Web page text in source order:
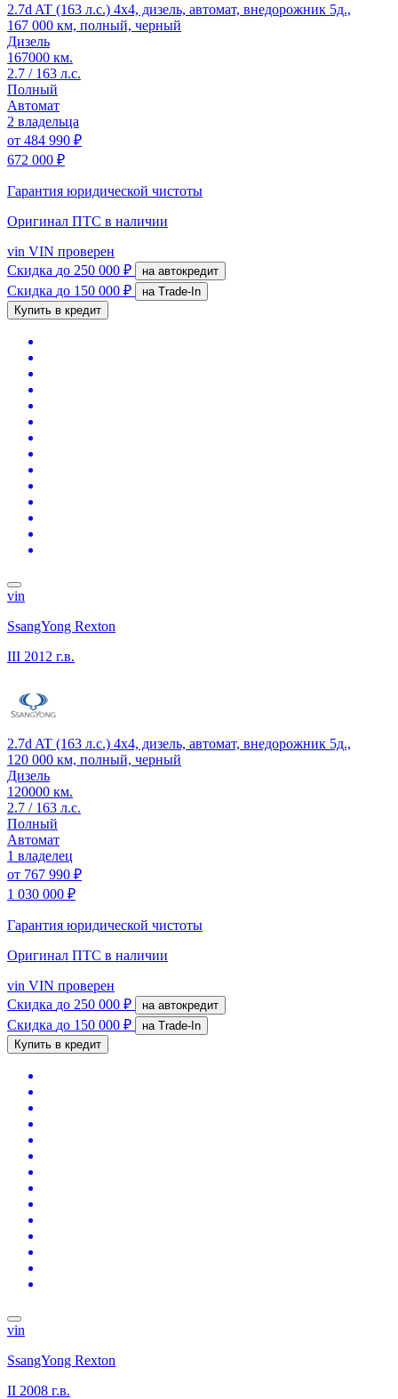
2.7d AT (163 л.с.) 4x4, дизель, автомат, внедорожник 5д.,
167 000 км, полный, черный
Дизель
167000 км.
2.7 / 163 л.с.
Полный
Автомат
2 владельца
от 484 990 ₽
672 000 ₽
Гарантия юридической чистоты
Оригинал ПТС в наличии
vin VIN проверен
Скидка до 250 000 ₽ на автокредит
Скидка до 150 000 ₽
на Trade-In
Купить в кредит
vin
SsangYong Rexton
III 2012 г.в.
2.7d AT (163 л.с.) 4x4, дизель, автомат, внедорожник 5д.,
120 000 км, полный, черный
Дизель
120000 км.
2.7 / 163 л.с.
Полный
Автомат
1 владелец
от 767 990 ₽
1 030 000 ₽
Гарантия юридической чистоты
Оригинал ПТС в наличии
vin VIN проверен
Скидка до 250 000 ₽ на автокредит
Скидка до 150 000 ₽
на Trade-In
Купить в кредит
vin
SsangYong Rexton
II 2008 г.в.